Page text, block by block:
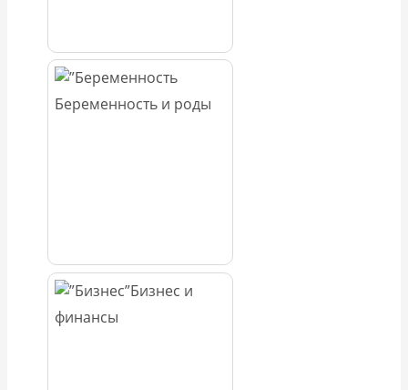
Беременность и роды
Бизнес и
финансы